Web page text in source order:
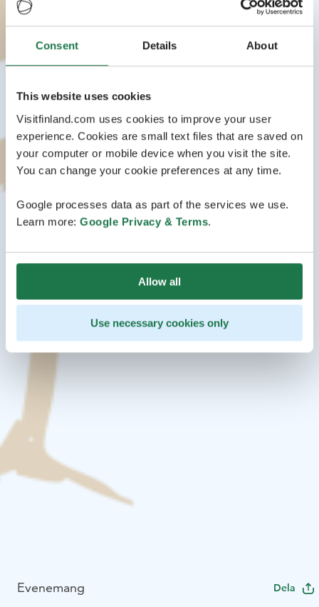
Consent Details About
This website uses cookies
Visitfinland.com uses cookies to improve your user
experience. Cookies are small text files that are saved on
your computer or mobile device when you visit the site.
You can change your cookie preferences at any time.
Google processes data as part of the services we use.
Learn more: Google Privacy & Terms.
Allow all
Use necessary cookies only
Evenemang Dela